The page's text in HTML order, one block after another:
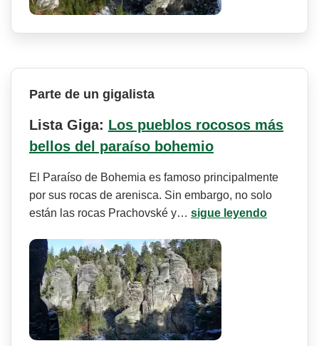
Parte de un gigalista
Lista Giga: Los pueblos rocosos más
bellos del paraíso bohemio
El Paraíso de Bohemia es famoso principalmente
por sus rocas de arenisca. Sin embargo, no solo
están las rocas Prachovské y… sigue leyendo